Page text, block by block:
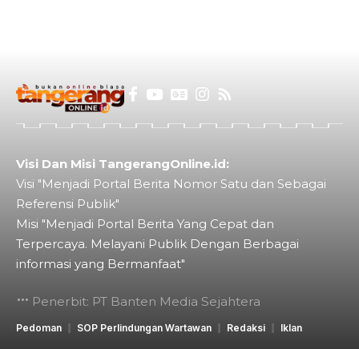
Visi Dan Misi TangerangOnline.id:
Visi "Menjadi Portal Berita Nomor Satu dan Sebagai
Referensi Publik"
Misi "Menjadi Portal Berita Yang Cepat dan
Terpercaya. Melayani Publik Dengan Berbagai
informasi yang Bermanfaat"
Penerbit: PT Banten Media Sejahtera
Pedoman SOP Perlindungan Wartawan Redaksi Iklan